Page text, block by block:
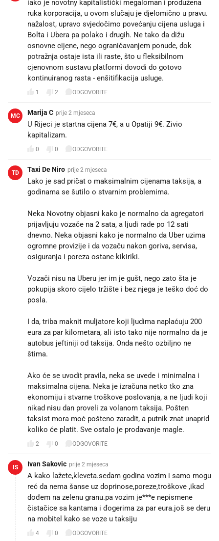
iako je novotny kapitalistički megaloman i produžena
ruka korporacija, u ovom slučaju je djelomično u pravu.
nažalost, upravo svjedočimo povećanju cijena usluga i
Bolta i Ubera pa polako i drugih. Ne tako da dižu
osnovne cijene, nego ograničavanjem ponude, dok
potražnja ostaje ista ili raste, što u fleksibilnom
cjenovnom sustavu platformi dovodi do gotovo
kontinuiranog rasta - enšitifikacija usluge.
1 2 ODGOVORITE
MC Marija C prije 2 mjeseca
U Rijeci je startna cijena 7€, a u Opatiji 9€. Zivio
kapitalizam.
0 0 ODGOVORITE
TD Taxi De Niro prije 2 mjeseca
Lako je sad pričat o maksimalnim cijenama taksija, a
godinama se šutilo o stvarnim problemima.
Neka Novotny objasni kako je normalno da agregatori
prijavljuju vozače na 2 sata, a ljudi rade po 12 sati
dnevno. Neka objasni kako je normalno da Uber uzima
ogromne provizije i da vozaču nakon goriva, servisa,
osiguranja i poreza ostane kikiriki.
Vozači nisu na Uberu jer im je gušt, nego zato šta je
pokupija skoro cijelo tržište i bez njega je teško doć do
posla.
I da, triba maknit muljatore koji ljudima naplaćuju 200
eura za par kilometara, ali isto tako nije normalno da je
autobus jeftiniji od taksija. Onda nešto ozbiljno ne
štima.
Ako će se uvodit pravila, neka se uvede i minimalna i
maksimalna cijena. Neka je izračuna netko tko zna
ekonomiju i stvarne troškove poslovanja, a ne ljudi koji
nikad nisu dan proveli za volanom taksija. Pošten
taksist mora moć pošteno zaradit, a putnik znat unaprid
koliko će platit. Sve ostalo je prodavanje magle.
2 0 ODGOVORITE
IS Ivan Sakovic prije 2 mjeseca
A kako lažete,kleveta.sedam godina vozim i samo mogu
reć da nema šanse uz doprinose,poreze,troškove ,ikad
dođem na zelenu granu.pa vozim je***e nepismene
čistačice sa kantama i đogerima za par eura.još se deru
na mobitel kako se voze u taksiju
4 0
ODGOVORITE